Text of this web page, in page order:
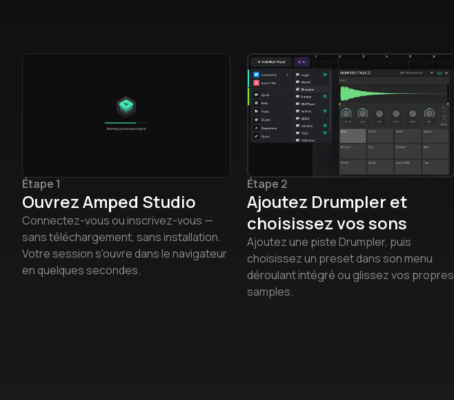
Étape 1
Ouvrez Amped Studio
Connectez-vous ou inscrivez-vous —
sans téléchargement, sans installation.
Votre session s'ouvre dans le navigateur
en quelques secondes.
Étape 2
Ajoutez Drumpler et
choisissez vos sons
Ajoutez une piste Drumpler, puis
choisissez un preset dans son menu
déroulant intégré ou glissez vos propres
samples.